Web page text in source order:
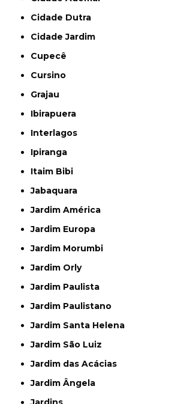
Cidade Dutra
Cidade Jardim
Cupecê
Cursino
Grajau
Ibirapuera
Interlagos
Ipiranga
Itaim Bibi
Jabaquara
Jardim América
Jardim Europa
Jardim Morumbi
Jardim Orly
Jardim Paulista
Jardim Paulistano
Jardim Santa Helena
Jardim São Luiz
Jardim das Acácias
Jardim Ângela